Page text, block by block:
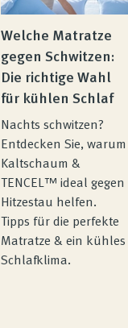
Welche Matratze
gegen Schwitzen:
Die richtige Wahl
für kühlen Schlaf
Nachts schwitzen?
Entdecken Sie, warum
Kaltschaum &
TENCEL™ ideal gegen
Hitzestau helfen.
Tipps für die perfekte
Matratze & ein kühles
Schlafklima.